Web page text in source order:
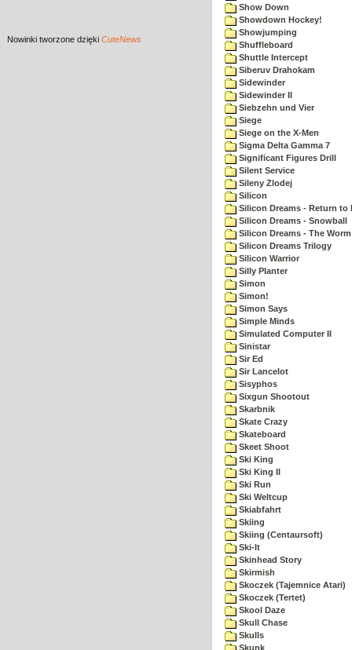
Nowinki tworzone dzięki CuteNews
Show Down
Showdown Hockey!
Showjumping
Shuffleboard
Shuttle Intercept
Siberuv Drahokam
Sidewinder
Sidewinder II
Siebzehn und Vier
Siege
Siege on the X-Men
Sigma Delta Gamma 7
Significant Figures Drill
Silent Service
Sileny Zlodej
Silicon
Silicon Dreams - Return to
Silicon Dreams - Snowball
Silicon Dreams - The
Silicon Dreams Trilogy
Silicon Warrior
Silly Planter
Simon
Simon!
Simon Says
Simple Minds
Simulated Computer II
Sinistar
Sir Ed
Sir Lancelot
Sisyphos
Sixgun Shootout
Skarbnik
Skate Crazy
Skateboard
Skeet Shoot
Ski King
Ski King II
Ski Run
Ski Weltcup
Skiabfahrt
Skiing
Skiing (Centaursoft)
Ski-It
Skinhead Story
Skirmish
Skoczek (Tajemnice Atari)
Skoczek (Tertet)
Skool Daze
Skull Chase
Skulls
Skunk